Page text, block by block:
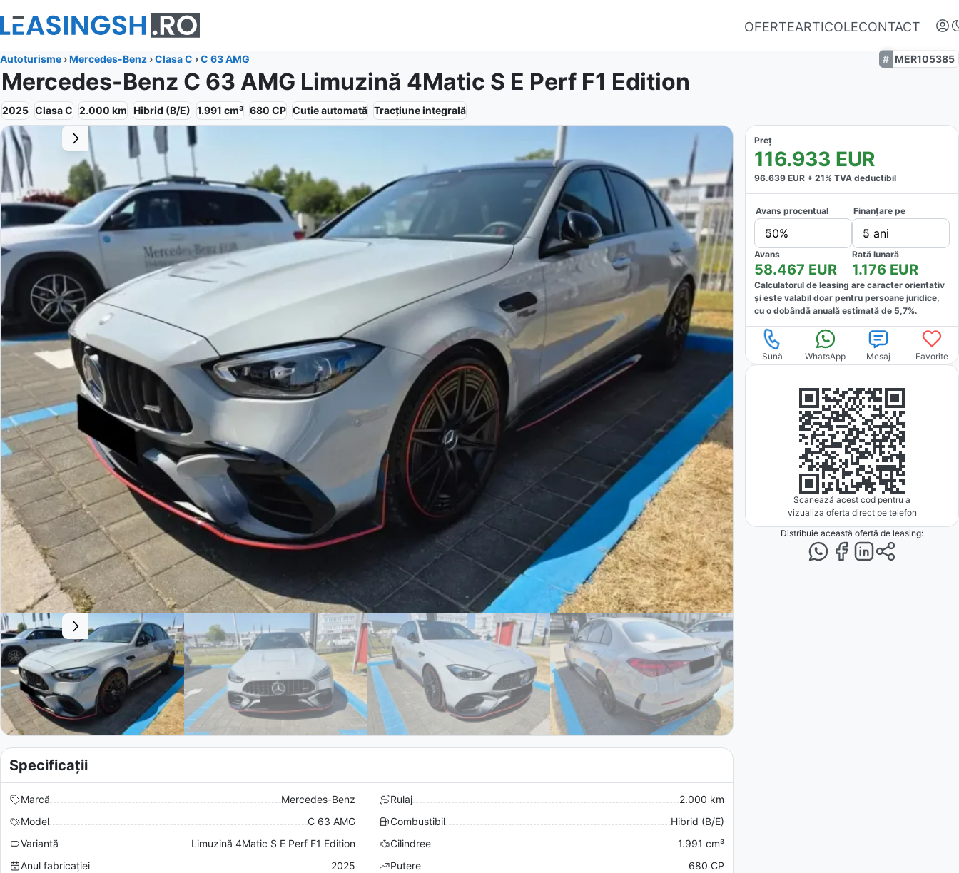
OFERTEARTICOLECONTACT
Autentifică-te
Nu ai oferte favorite
Autoturisme ›Mercedes-Benz ›Clasa C ›C 63 AMG MER105385
Mercedes-Benz C 63 AMG Limuzină 4Matic S E Perf F1 Edition
2025 Clasa C 2.000 km Hibrid (B/E) 1.991 cm³ 680 CP Cutieautomată Tracțiuneintegrală
Preț
116.933 EUR
96.639 EUR + 21% TVA deductibil
Avans procentual
50%
Finanțare pe
5 ani
Avans
58.467 EUR
Rată lunară
1.176 EUR
Calculatorul de leasing are caracter orientativ
și este valabil doar pentru persoane juridice,
cu o dobândă anuală estimată de 5,7%.
Sună WhatsApp Mesaj Favorite
Scanează acest cod pentru a
vizualiza oferta direct pe telefon
Distribuie această ofertă de leasing:
Specificații
Marcă
Mercedes-Benz
Model
C 63 AMG
Variantă
Limuzină 4Matic S E Perf F1 Edition
Anul fabricației
2025
Rulaj
2.000 km
Combustibil
Hibrid (B/E)
Cilindree
1.991 cm³
Putere
680 CP